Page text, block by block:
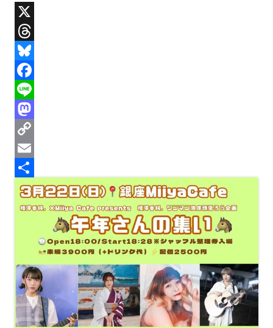
X
T
h
r
e
a
d
s
B
u
e
s
k
F
a
c
e
b
o
o
L
n
e
M
a
s
o
n
C
o
p
n
k
E
m
a
共
有